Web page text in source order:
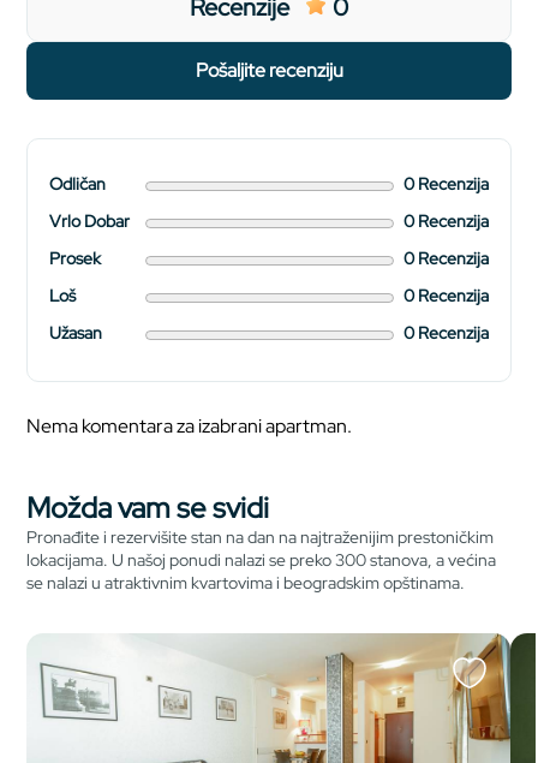
Recenzije 0
pošaljite recenziju
Odličan
0 Recenzija
Vrlo Dobar
0 Recenzija
Prosek
0 Recenzija
Loš
0 Recenzija
Užasan
0 Recenzija
Nema komentara za izabrani apartman.
Možda vam se svidi
Pronađite i rezervišite stan na dan na najtraženijim prestoničkim
lokacijama. U našoj ponudi nalazi se preko 300 stanova, a većina
se nalazi u atraktivnim kvartovima i beogradskim opštinama.